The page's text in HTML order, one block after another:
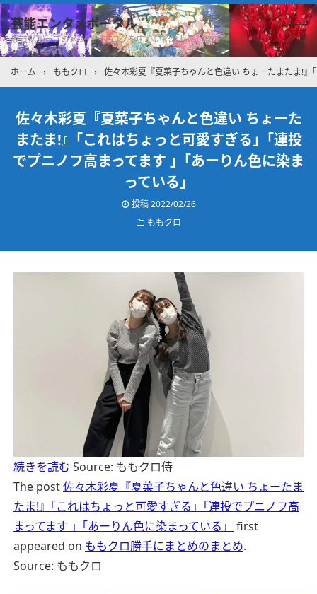
芸能エンタメポータル
坂道グループのメンバーブログを中心に紹介しています
ホーム › ももクロ › 佐々木彩夏『夏菜子ちゃんと色違い ちょーたまたま!
佐々木彩夏『夏菜子ちゃんと色違い ちょーた
またま!』｢これはちょっと可愛すぎる」｢連投
でプニノフ高まってます 」｢あーりん色に染ま
っている」
投稿2022/02/26
ももクロ
続きを読む Source: ももクロ侍
The post佐々木彩夏『夏菜子ちゃんと色違い ちょーたま
たま!』｢これはちょっと可愛すぎる」｢連投でプニノフ高
まってます 」｢あーりん色に染まっている」
first
appeared on ももクロ勝手にまとめのまとめ.
Source: ももクロ